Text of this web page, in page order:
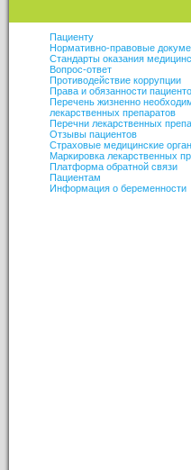
Пациенту
Нормативно-правовые
Стандарты оказания
Вопрос-ответ
Противодействие коррупции
Права и обязанности
Перечень жизненно
лекарственных препаратов
Перечни лекарственных
Отзывы пациентов
Страховые медицинские
Маркировка лекарственных
Платформа обратной связи
Пациентам
Информация о беременности